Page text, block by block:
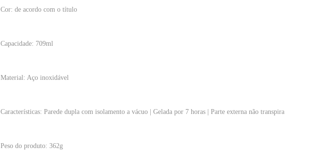
Cor: de acordo com o título
Capacidade: 709ml
Material: Aço inoxidável
Características: Parede dupla com isolamento a vácuo | Gelada por 7 horas | Parte externa não transpira
Peso do produto: 362g